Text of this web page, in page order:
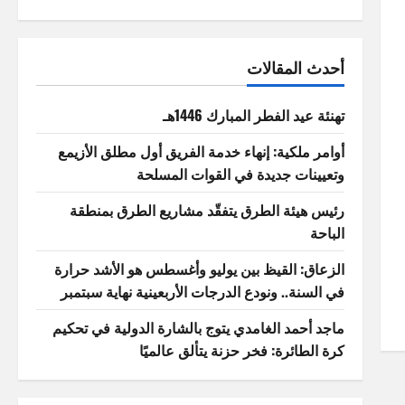
أحدث المقالات
تهنئة عيد الفطر المبارك 1446هـ
أوامر ملكية: إنهاء خدمة الفريق أول مطلق الأزيمع
وتعيينات جديدة في القوات المسلحة
رئيس هيئة الطرق يتفقّد مشاريع الطرق بمنطقة
الباحة
الزعاق: القيظ بين يوليو وأغسطس هو الأشد حرارة
في السنة.. ونودع الدرجات الأربعينية نهاية سبتمبر
ماجد أحمد الغامدي يتوج بالشارة الدولية في تحكيم
كرة الطائرة: فخر حزنة يتألق عالميًا